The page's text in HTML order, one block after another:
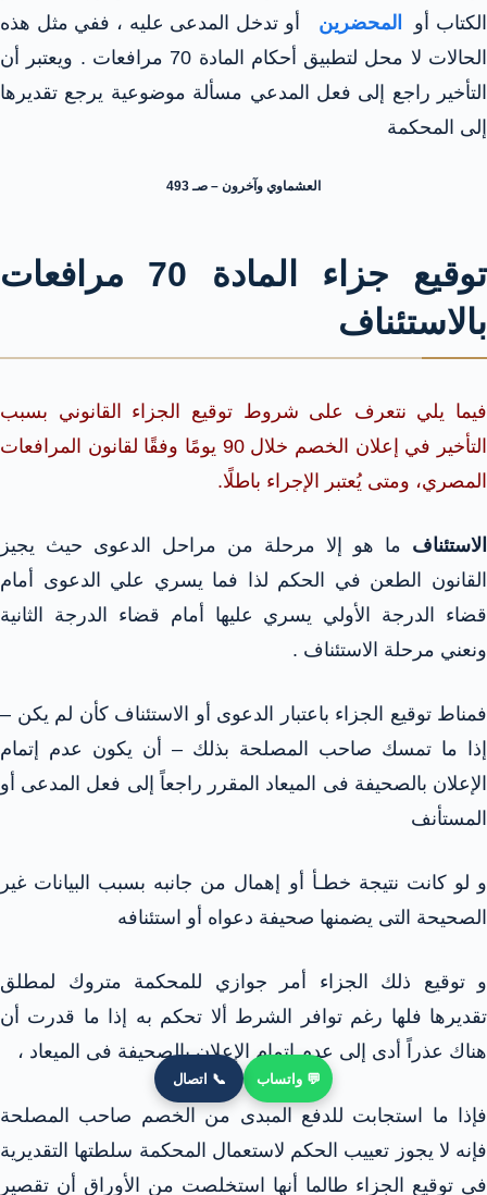
الكتاب أو
المحضرين
أو تدخل المدعى عليه ، ففي مثل هذه
الحالات لا محل لتطبيق أحكام المادة 70 مرافعات . ويعتبر أن
التأخير راجع إلى فعل المدعي مسألة موضوعية يرجع تقديرها
إلى المحكمة
العشماوي وآخرون – صـ 493
توقيع جزاء المادة 70 مرافعات
بالاستئناف
فيما يلي نتعرف على شروط توقيع الجزاء القانوني بسبب
التأخير في إعلان الخصم خلال 90 يومًا وفقًا لقانون المرافعات
المصري، ومتى يُعتبر الإجراء باطلًا.
الاستئناف ما هو إلا مرحلة من مراحل الدعوى حيث يجيز
القانون الطعن في الحكم لذا فما يسري علي الدعوى أمام
قضاء الدرجة الأولي يسري عليها أمام قضاء الدرجة الثانية
ونعني مرحلة الاستئناف .
فمناط توقيع الجزاء باعتبار الدعوى أو الاستئناف كأن لم يكن –
إذا ما تمسك صاحب المصلحة بذلك – أن يكون عدم إتمام
الإعلان بالصحيفة فى الميعاد المقرر راجعاً إلى فعل المدعى أو
المستأنف
و لو كانت نتيجة خطـأ أو إهمال من جانبه بسبب البيانات غير
الصحيحة التى يضمنها صحيفة دعواه أو استئنافه
و توقيع ذلك الجزاء أمر جوازي للمحكمة متروك لمطلق
تقديرها فلها رغم توافر الشرط ألا تحكم به إذا ما قدرت أن
هناك عذراً أدى إلى عدم إتمام الإعلان بالصحيفة فى الميعاد ،
فإذا ما استجابت للدفع المبدى من الخصم صاحب المصلحة
فإنه لا يجوز تعييب الحكم لاستعمال المحكمة سلطتها التقديرية
فى توقيع الجزاء طالما أنها استخلصت من الأوراق أن تقصير
💬 واتساب 📞 اتصال